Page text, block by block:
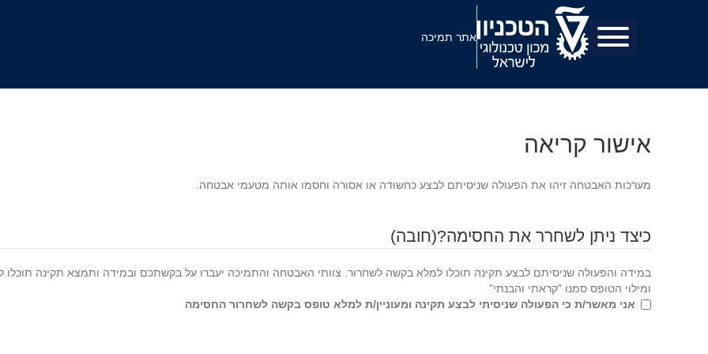
אתר תמיכה
אישור קריאה
מערכות האבטחה זיהו את הפעולה שניסיתם לבצע כחשודה או אסורה וחסמו אותה מטעמי אבטחה.
כיצד ניתן לשחרר את החסימה?(חובה)
במידה והפעולה שניסיתם לבצע תקינה תוכלו למלא בקשה לשחרור. צוותי האבטחה והתמיכה יעברו על בקשתכם ובמידה ותמצא תקינה
ומילוי הטופס סמנו "קראתי והבנתי"
אני מאשר/ת כי הפעולה שניסיתי לבצע תקינה ומעוניין/ת למלא טופס בקשה לשחרור החסימה